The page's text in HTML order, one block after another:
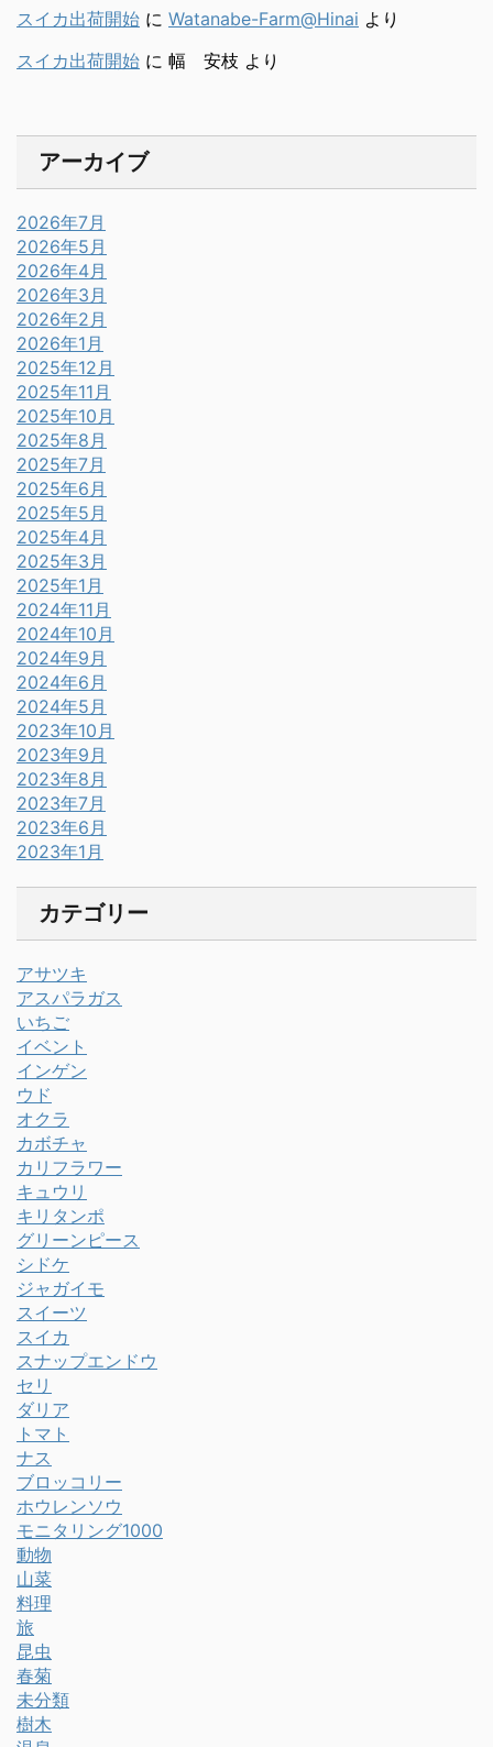
スイカ出荷開始 に Watanabe-Farm@Hinai より
スイカ出荷開始 に 幅 安枝 より
アーカイブ
2026年7月
2026年5月
2026年4月
2026年3月
2026年2月
2026年1月
2025年12月
2025年11月
2025年10月
2025年8月
2025年7月
2025年6月
2025年5月
2025年4月
2025年3月
2025年1月
2024年11月
2024年10月
2024年9月
2024年6月
2024年5月
2023年10月
2023年9月
2023年8月
2023年7月
2023年6月
2023年1月
カテゴリー
アサツキ
アスパラガス
いちご
イベント
インゲン
ウド
オクラ
カボチャ
カリフラワー
キュウリ
キリタンポ
グリーンピース
シドケ
ジャガイモ
スイーツ
スイカ
スナップエンドウ
セリ
ダリア
トマト
ナス
ブロッコリー
ホウレンソウ
モニタリング1000
動物
山菜
料理
旅
昆虫
春菊
未分類
樹木